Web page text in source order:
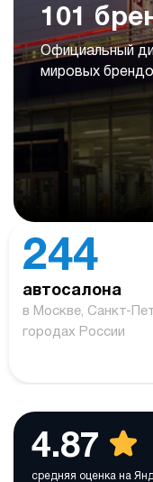
101
Официальный
мировых
244
автосалона
в Москве, Санкт-
городах России
4.87
средняя оценка на